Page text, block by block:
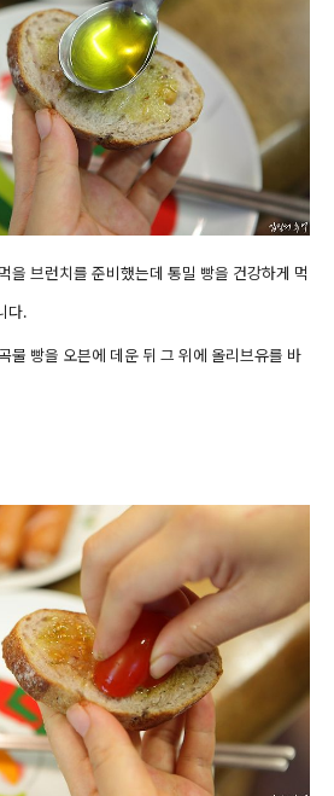
을 브런치를 준비했는데 통밀 빵을 건강하게 먹
다.
물 빵을 오븐에 데운 뒤 그 위에 올리브유를 바